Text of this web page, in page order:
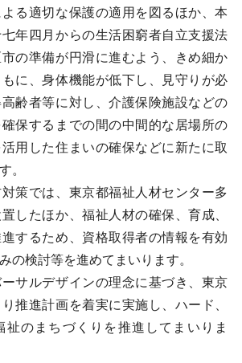
る適切な保護の適用を図るほか、本
年四月からの生活困窮者自立支援法
の準備が円滑に進むよう、きめ細か
に、身体機能が低下し、見守りが必
齢者等に対し、介護保険施設などの
保するまでの間の中間的な居場所の
用した住まいの確保などに新たに取
。
策では、東京都福祉人材センター多
したほか、福祉人材の確保、育成、
するため、資格取得者の情報を有効
の検討等を進めてまいります。
サルデザインの理念に基づき、東京
推進計画を着実に実施し、ハード、
祉のまちづくりを推進してまいりま